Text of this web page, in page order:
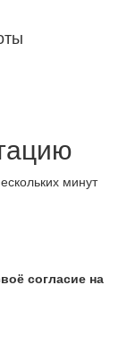
минут
согласие на